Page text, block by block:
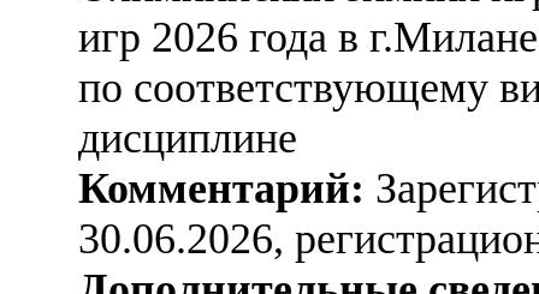
игр 2026 года в
по соответствующему
дисциплине
Комментарий:
30.06.2026,